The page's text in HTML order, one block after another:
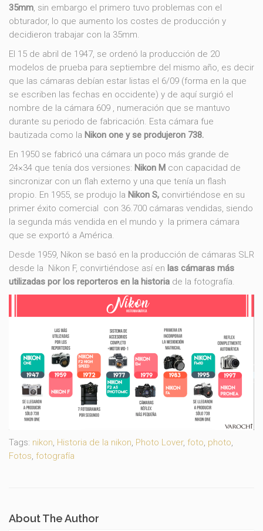
35mm, sin embargo el primero tuvo problemas con el
obturador, lo que aumento los costes de producción y
decidieron trabajar con la 35mm.
El 15 de abril de 1947, se ordenó la producción de 20
modelos de prueba para septiembre del mismo año, es decir
que las cámaras debían estar listas el 6/09 (forma en la que
se escriben las fechas en occidente) y de aquí surgió el
nombre de la cámara 609 , numeración que se mantuvo
durante su periodo de fabricación. Esta cámara fue
bautizada como la Nikon one y se produjeron 738.
En 1950 se fabricó una cámara un poco más grande de
24×34 que tenía dos versiones: Nikon M con capacidad de
sincronizar con un flah externo y una que tenía un flash
propio. En 1955, se produjo la Nikon S, convirtiéndose en su
primer éxito comercial con 36.700 cámaras vendidas, siendo
la segunda más vendida en el mundo y la primera cámara
que se exportó a América.
Desde 1959, Nikon se basó en la producción de cámaras SLR
desde la Nikon F, convirtiéndose así en las cámaras más
utilizadas por los reporteros en la historia de la fotografía.
Tags: nikon, Historia de la nikon, Photo Lover, foto, photo,
Fotos, fotografía
About The Author